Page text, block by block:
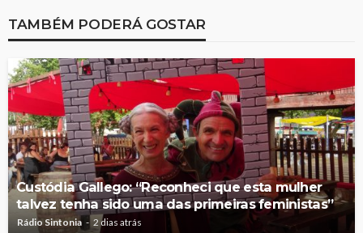
TAMBÉM PODERÁ GOSTAR
Custódia Gallego: “Reconheci que esta mulher
talvez tenha sido uma das primeiras feministas”
Rádio Sintonia 2 dias atrás